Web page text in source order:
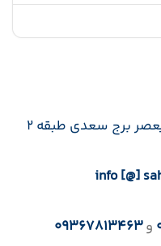
برج سعدی طبقه 2
info [@]
و09367813463